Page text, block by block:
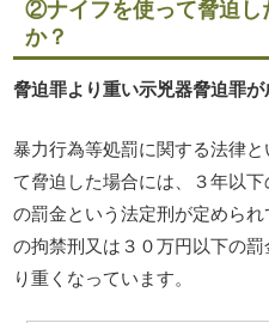
②ナイフを使って脅迫し
か？
脅迫罪より重い示兇器脅迫罪が
暴力行為等処罰に関する法律
て脅迫した場合には、３年以
の罰金という法定刑が定めら
の拘禁刑又は３０万円以下の
り重くなっています。